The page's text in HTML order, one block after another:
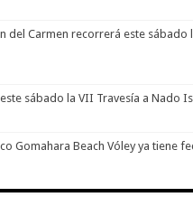
del Carmen recorrerá este sábado
sábado la VII Travesía a Nado
Gomahara Beach Vóley ya tiene